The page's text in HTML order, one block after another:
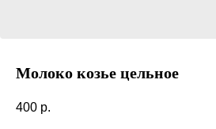
Молоко козье цельное
400 р.